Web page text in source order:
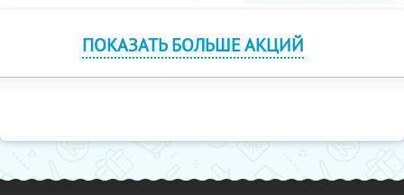
ПОКАЗАТЬ БОЛЬШЕ АКЦИЙ